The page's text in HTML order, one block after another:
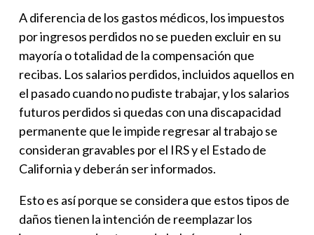
A diferencia de los gastos médicos, los impuestos
por ingresos perdidos no se pueden excluiren su
mayoría o totalidad de la compensación que
recibas. Los salarios perdidos, incluidos aquellos en
el pasado cuando no pudiste trabajar, y los salarios
futuros perdidos si quedas con una discapacidad
permanente que le impide regresar al trabajo se
consideran gravables por el IRSy el Estado de
California ydeberán ser informados.
Esto es así porque se considera que estos tipos de
daños tienen la intención de reemplazar los